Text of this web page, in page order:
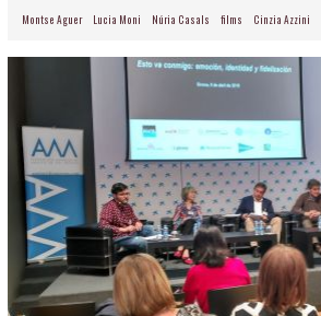
Montse Aguer Lucia Moni Núria Casals films Cinzia Azzini